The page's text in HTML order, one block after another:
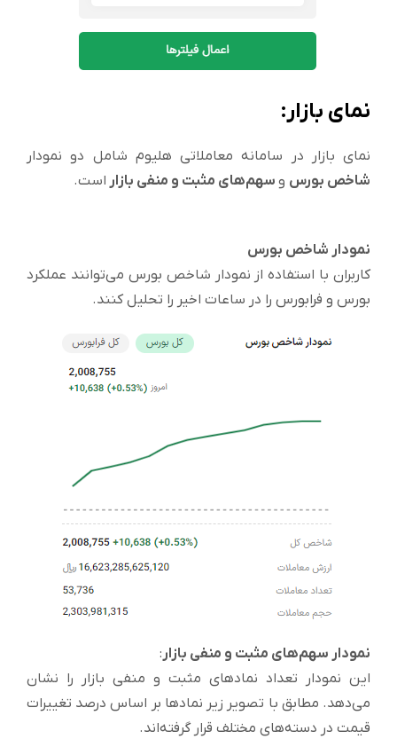
نمای بازار:
نمای بازار در سامانه معاملاتی هلیوم شامل دو نمودار
شاخص بورس و سهم‌های مثبت و منفی بازار است.
نمودار شاخص بورس
کاربران با استفاده از نمودار شاخص بورس می‌توانند عملکرد
بورس و فرابورس را در ساعات اخیر را تحلیل کنند.
نمودار سهم‌های مثبت و منفی بازار :
این نمودار تعداد نمادهای مثبت و منفی بازار را نشان
می‌دهد. مطابق با تصویر زیر نمادها بر اساس درصد تغییرات
قیمت در دسته‌های مختلف قرار گرفته‌اند.